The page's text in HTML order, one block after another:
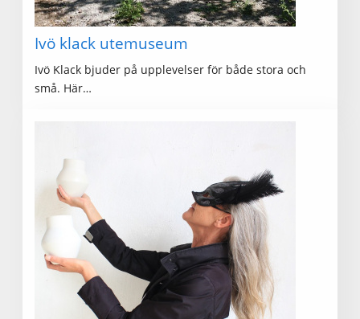
Ivö klack utemuseum
Ivö Klack bjuder på upplevelser för både stora och
små. Här…